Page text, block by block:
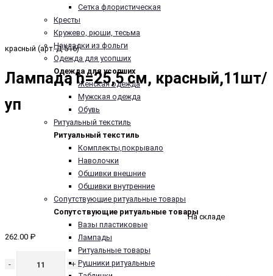
Сетка флористическая
Кресты
Кружево, рюши, тесьма
Накладки из фольги
Одежда для усопших
Одежда для усопших
Женская одежда
Мужская одежда
Обувь
Ритуальный текстиль
Ритуальный текстиль
Комплекты,покрывало
Наволочки
Обшивки внешние
Обшивки внутренние
Сопутствующие ритуальные товары
Сопутствующие ритуальные товары
Вазы пластиковые
Лампады
Ритуальные товары
Рушники ритуальные
красный (арт. Д-516)
Лампада h=25,5 см, красный,11шт/
уп
На складе
262.00 ₽
- +